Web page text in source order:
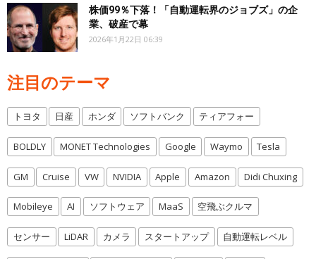
株価99％下落！「自動運転界のジョブズ」の企
業、破産で幕
2026年1月22日 06:39
注目のテーマ
トヨタ 日産 ホンダ ソフトバンク ティアフォー
BOLDLY MONET Technologies Google Waymo Tesla
GM Cruise VW NVIDIA Apple Amazon Didi Chuxing
Mobileye AI ソフトウェア MaaS 空飛ぶクルマ
センサー LiDAR カメラ スタートアップ 自動運転レベル